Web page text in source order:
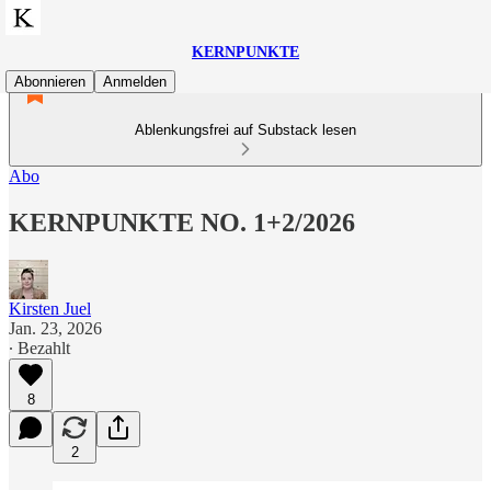
KERNPUNKTE
Abonnieren
Anmelden
Ablenkungsfrei auf Substack lesen
Abo
KERNPUNKTE NO. 1+2/2026
Kirsten Juel
Jan. 23, 2026
∙ Bezahlt
8
2